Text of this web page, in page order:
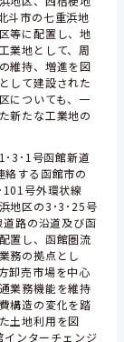
斗市の七重浜地
等に配置し、地
業地として、周
維持、増進を図
して建設された
についても、一
新たな工業地の
･3･1号函館新道
絡する函館市の
号外環状線
地区の3･3･25号
路の沿道及び函
置し、函館圏流
務の拠点とし
卸売市場を中心
業務機能を維持
構造の変化を踏
土地利用を図
ンターチェンジ